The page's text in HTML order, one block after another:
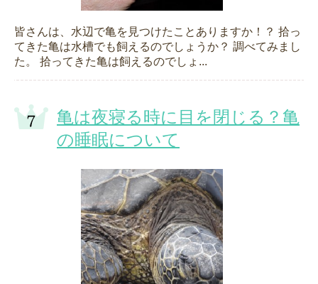
皆さんは、水辺で亀を見つけたことありますか！？ 拾っ
てきた亀は水槽でも飼えるのでしょうか？ 調べてみまし
た。 拾ってきた亀は飼えるのでしょ...
亀は夜寝る時に目を閉じる？亀
の睡眠について